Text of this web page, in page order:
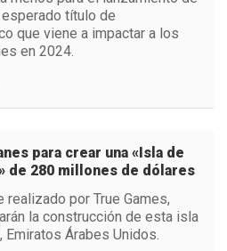
título de
que viene a impactar a los
en 2024.
para crear una «Isla de
de 280 millones de dólares
realizado por True Games,
la construcción de esta isla
Emiratos Árabes Unidos.